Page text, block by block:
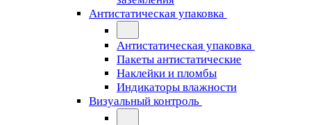
Антистатическая упаковка
Антистатическая упаковка
Пакеты антистатические
Наклейки и пломбы
Индикаторы влажности
Визуальный контроль